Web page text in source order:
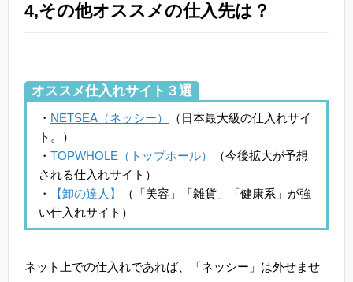
4,その他オススメの仕入先は？
オススメ仕入れサイト３選
・ NETSEA（ネッシー）
（日本最大級の仕入れサイ
ト。）
・ TOPWHOLE（トップホール）
（今後拡大が予想
される仕入れサイト）
・
【卸の達人】
（「美容」「雑貨」「健康系」が強
い仕入れサイト）
ネット上での仕入れであれば、「ネッシー」は外せませ